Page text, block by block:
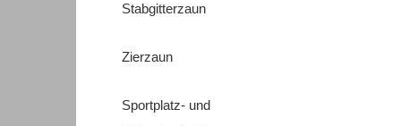
Stabgitterzaun
Zierzaun
Sportplatz- und